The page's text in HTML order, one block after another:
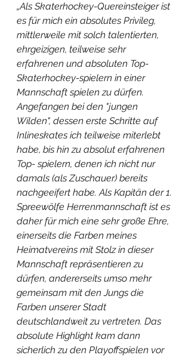
„Als Skaterhockey-Quereinsteiger ist
es für mich ein absolutes Privileg,
mittlerweile mit solch talentierten,
ehrgeizigen, teilweise sehr
erfahrenen und absoluten Top-
Skaterhockey-spielern in einer
Mannschaft spielen zu dürfen.
Angefangen bei den "jungen
Wilden", dessen erste Schritte auf
Inlineskates ich teilweise miterlebt
habe, bis hin zu absolut erfahrenen
Top- spielern, denen ich nicht nur
damals (als Zuschauer) bereits
nachgeeifert habe. Als Kapitän der 1.
Spreewölfe Herrenmannschaft ist es
daher für mich eine sehr große Ehre,
einerseits die Farben meines
Heimatvereins mit Stolz in dieser
Mannschaft repräsentieren zu
dürfen, andererseits umso mehr
gemeinsam mit den Jungs die
Farben unserer Stadt
deutschlandweit zu vertreten. Das
absolute Highlight kam dann
sicherlich zu den Playoffspielen vor